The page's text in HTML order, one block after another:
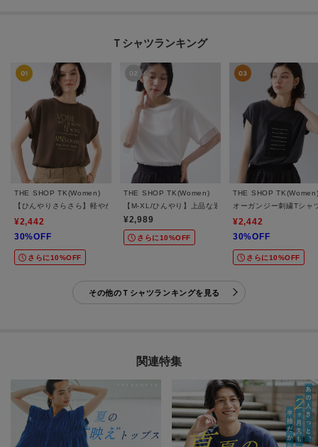
Ｔシャツランキング
THE SHOP TK(Women)
【ひんやりさらさら】軽やかに着られる プリントTシャツ
¥2,442
30%OFF
さらに10%OFF
THE SHOP TK(Women)
【M-XL/ひんやり】上品な透け感 袖口シアーTシャツ
¥2,989
さらに10%OFF
THE SHOP
オーガンジー刺繍Tシャ
¥2,442
30%OFF
さらに10%OFF
その他のＴシャツランキングを見る
関連特集